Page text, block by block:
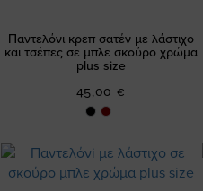
Παντελόνι κρεπ σατέν με λάστιχο
και τσέπες σε μπλε σκούρο χρώμα
plus size
45,00 €